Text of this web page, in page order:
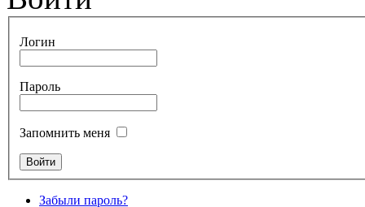
Логин
Пароль
Запомнить меня
Забыли пароль?